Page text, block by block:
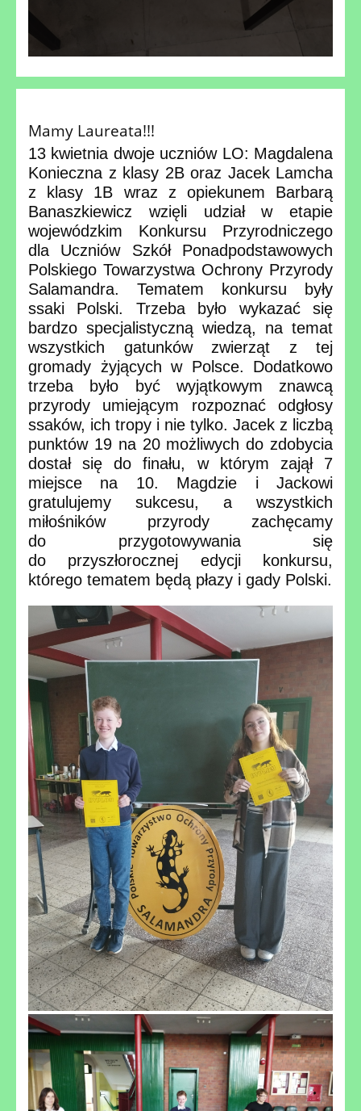
Mamy Laureata!!!
13 kwietnia dwoje uczniów LO: Magdalena
Konieczna z klasy 2B oraz Jacek Lamcha
z klasy 1B wraz z opiekunem Barbarą
Banaszkiewicz wzięli udział w etapie
wojewódzkim Konkursu Przyrodniczego
dla Uczniów Szkół Ponadpodstawowych
Polskiego Towarzystwa Ochrony Przyrody
Salamandra. Tematem konkursu były
ssaki Polski. Trzeba było wykazać się
bardzo specjalistyczną wiedzą, na temat
wszystkich gatunków zwierząt z tej
gromady żyjących w Polsce. Dodatkowo
trzeba było być wyjątkowym znawcą
przyrody umiejącym rozpoznać odgłosy
ssaków, ich tropy i nie tylko. Jacek z liczbą
punktów 19 na 20 możliwych do zdobycia
dostał się do finału, w którym zajął 7
miejsce na 10. Magdzie i Jackowi
gratulujemy sukcesu, a wszystkich
miłośników przyrody zachęcamy
do przygotowywania się
do przyszłorocznej edycji konkursu,
którego tematem będą płazy i gady Polski.